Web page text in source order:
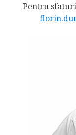
Pentru